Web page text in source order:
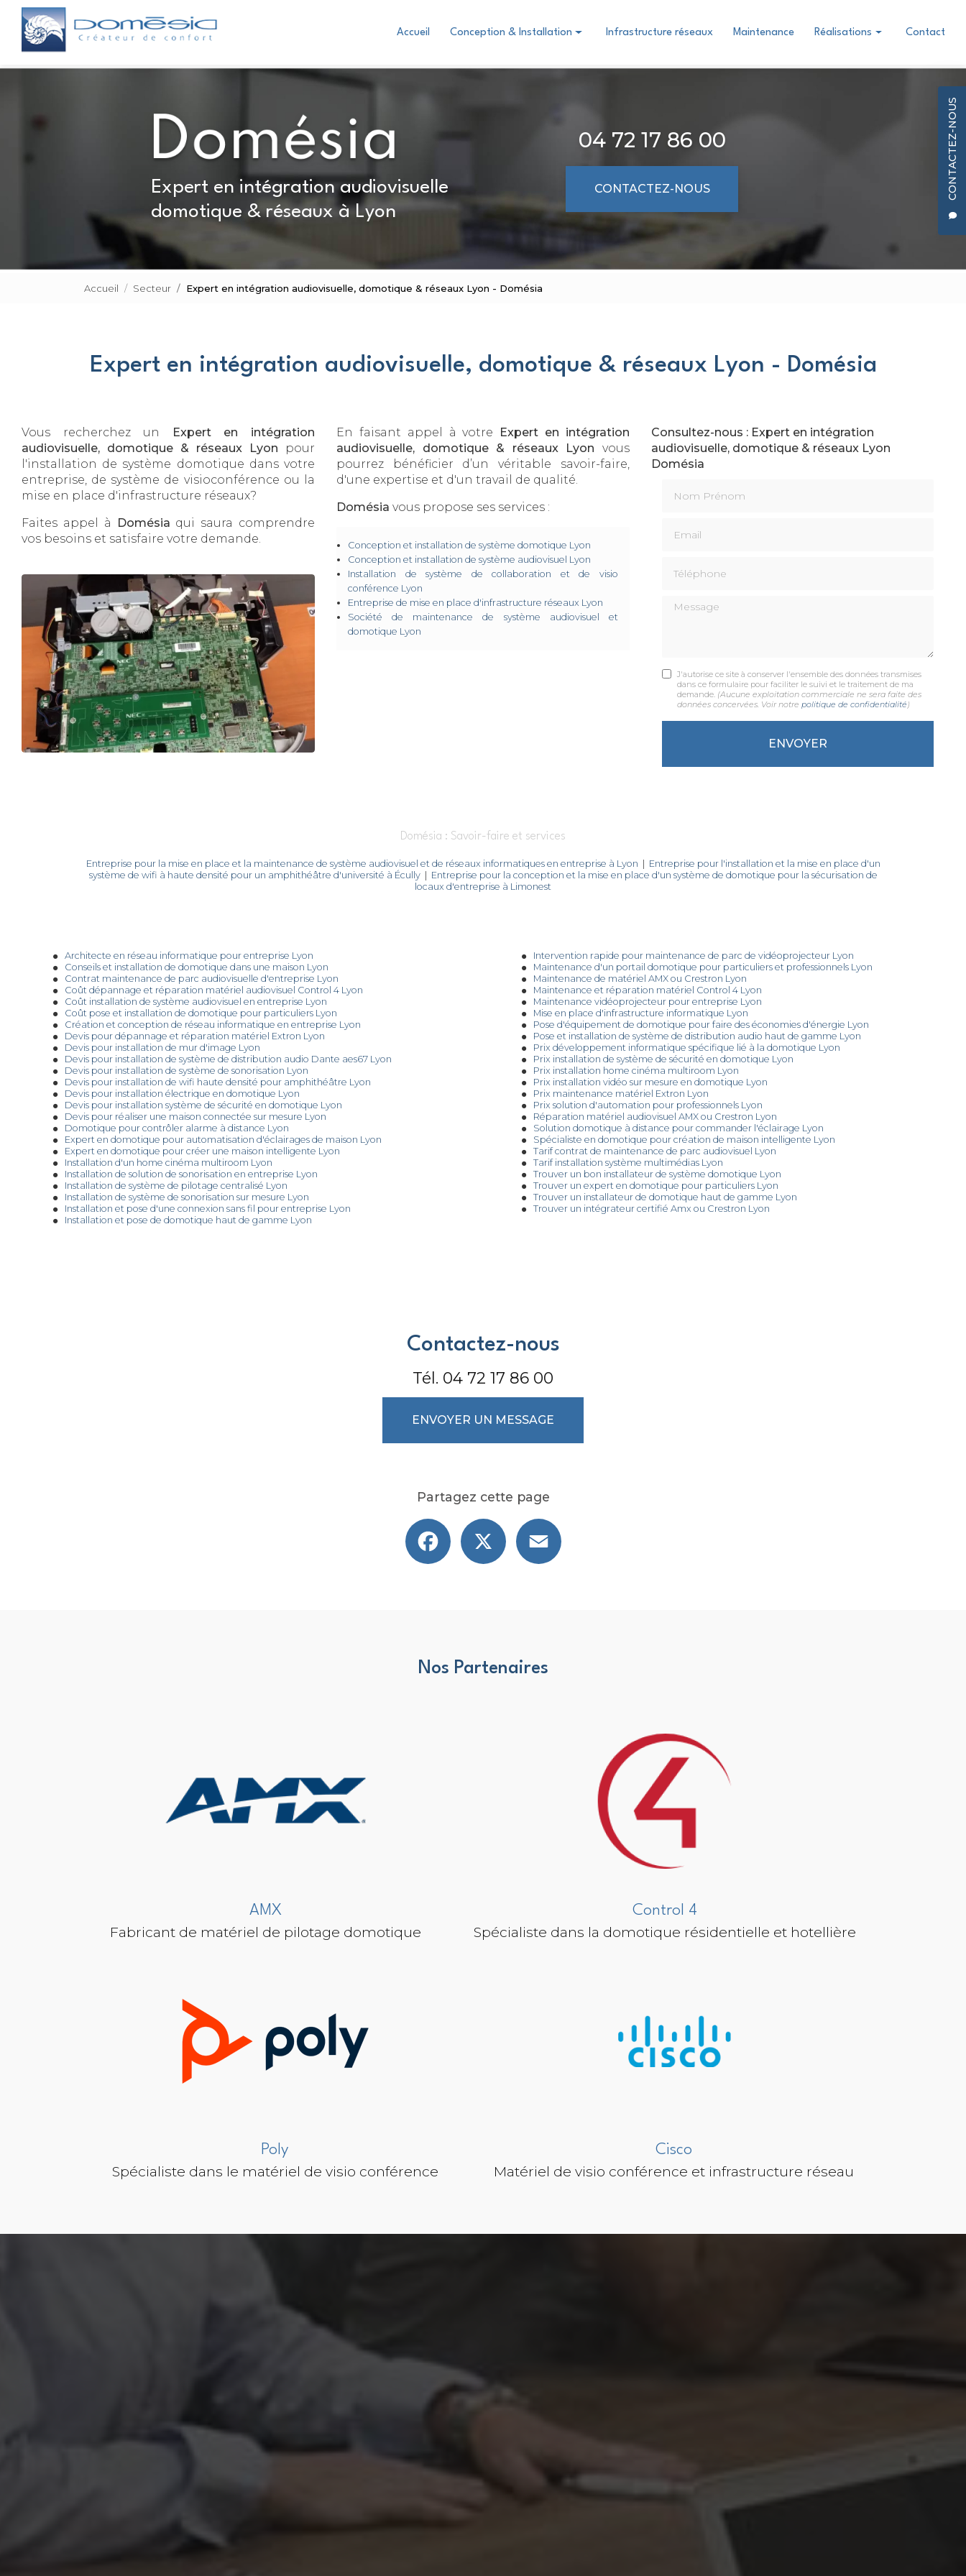
Aller
contenu
principal
CONTACTEZ-NOUS
Accueil Conception & Installation Infrastructure réseaux Maintenance Réalisations Contact
Expert en intégration audiovisuelle
domotique & réseaux à Lyon
04 72 17 86 00
CONTACTEZ-NOUS
Accueil Secteur Expert en intégration audiovisuelle, domotique & réseaux Lyon - Domésia
Expert en intégration audiovisuelle, domotique & réseaux Lyon - Domésia
Vous recherchez un
Expert en intégration
audiovisuelle, domotique & réseaux
Lyon pour
l'installation de système domotique dans votre
entreprise, de système de visioconférence ou la
mise en place d'infrastructure réseaux?
Faites appel à
Domésia qui saura comprendre
vos besoins et satisfaire votre demande.
En faisant appel à votre Expert en intégration
audiovisuelle, domotique & réseaux
Lyon vous
pourrez bénéficier d’un véritable savoir-faire,
d'une expertise et d'un travail de qualité.
Domésia vous propose ses services :
Conception et installation de système domotique Lyon
Conception et installation de système audiovisuel Lyon
Installation de système de collaboration et de visio
conférence​​​​​​​ Lyon
Entreprise de mise en place d'infrastructure réseaux​​​​​​​ Lyon
Société de maintenance de système audiovisuel et
domotique​​​​​​​ Lyon
Consultez-nous : Expert en intégration
audiovisuelle, domotique & réseaux Lyon
Domésia
Message
J'autorise ce site à conserver l'ensemble des données transmises
dans ce formulaire pour faciliter le suivi et le traitement de ma
demande. (Aucune exploitation commerciale ne sera faite des
données concervées. Voir notre politique de confidentialité )
Domésia : Savoir-faire et services
Entreprise pour la mise en place et la maintenance de système audiovisuel et de réseaux informatiques en entreprise à Lyon | Entreprise pour l'installation et la mise en place d'un
système de wifi à haute densité pour un amphithéâtre d'université à Écully| Entreprise pour la conception et la mise en place d'un système de domotique pour la sécurisation de
locaux d'entreprise à Limonest
Architecte en réseau informatique pour entreprise Lyon
Conseils et installation de domotique dans une maison Lyon
Contrat maintenance de parc audiovisuelle d'entreprise Lyon
Coût dépannage et réparation matériel audiovisuel Control 4 Lyon
Coût installation de système audiovisuel en entreprise Lyon
Coût pose et installation de domotique pour particuliers Lyon
Création et conception de réseau informatique en entreprise Lyon
Devis pour dépannage et réparation matériel Extron Lyon
Devis pour installation de mur d'image Lyon
Devis pour installation de système de distribution audio Dante aes67 Lyon
Devis pour installation de système de sonorisation Lyon
Devis pour installation de wifi haute densité pour amphithéâtre Lyon
Devis pour installation électrique en domotique Lyon
Devis pour installation système de sécurité en domotique Lyon
Devis pour réaliser une maison connectée sur mesure Lyon
Domotique pour contrôler alarme à distance Lyon
Expert en domotique pour automatisation d'éclairages de maison Lyon
Expert en domotique pour créer une maison intelligente Lyon
Installation d'un home cinéma multiroom Lyon
Installation de solution de sonorisation en entreprise Lyon
Installation de système de pilotage centralisé Lyon
Installation de système de sonorisation sur mesure Lyon
Installation et pose d'une connexion sans fil pour entreprise Lyon
Installation et pose de domotique haut de gamme Lyon
Intervention rapide pour maintenance de parc de vidéoprojecteur Lyon
Maintenance d'un portail domotique pour particuliers et professionnels Lyon
Maintenance de matériel AMX ou Crestron Lyon
Maintenance et réparation matériel Control 4 Lyon
Maintenance vidéoprojecteur pour entreprise Lyon
Mise en place d'infrastructure informatique Lyon
Pose d'équipement de domotique pour faire des économies d'énergie Lyon
Pose et installation de système de distribution audio haut de gamme Lyon
Prix développement informatique spécifique lié à la domotique Lyon
Prix installation de système de sécurité en domotique Lyon
Prix installation home cinéma multiroom Lyon
Prix installation vidéo sur mesure en domotique Lyon
Prix maintenance matériel Extron Lyon
Prix solution d'automation pour professionnels Lyon
Réparation matériel audiovisuel AMX ou Crestron Lyon
Solution domotique à distance pour commander l'éclairage Lyon
Spécialiste en domotique pour création de maison intelligente Lyon
Tarif contrat de maintenance de parc audiovisuel Lyon
Tarif installation système multimédias Lyon
Trouver un bon installateur de système domotique Lyon
Trouver un expert en domotique pour particuliers Lyon
Trouver un installateur de domotique haut de gamme Lyon
Trouver un intégrateur certifié Amx ou Crestron Lyon
Contactez-nous
Tél. 04 72 17 86 00
ENVOYER UN MESSAGE
Partagez cette page
Facebook
Nos Partenaires
AMX
Fabricant de matériel de pilotage domotique
Control 4
Spécialiste dans la domotique résidentielle et hotellière
Poly
Spécialiste dans le matériel de visio conférence
Cisco
Matériel de visio conférence et infrastructure réseau